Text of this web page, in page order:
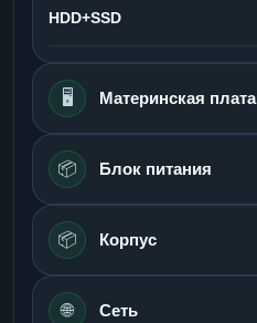
HDD+SSD
🖥️ Материнская плата
📦 Блок питания
📦 Корпус
🌐 Сеть